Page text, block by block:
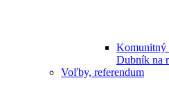
Komunitný
Dubník na
Voľby, referendum